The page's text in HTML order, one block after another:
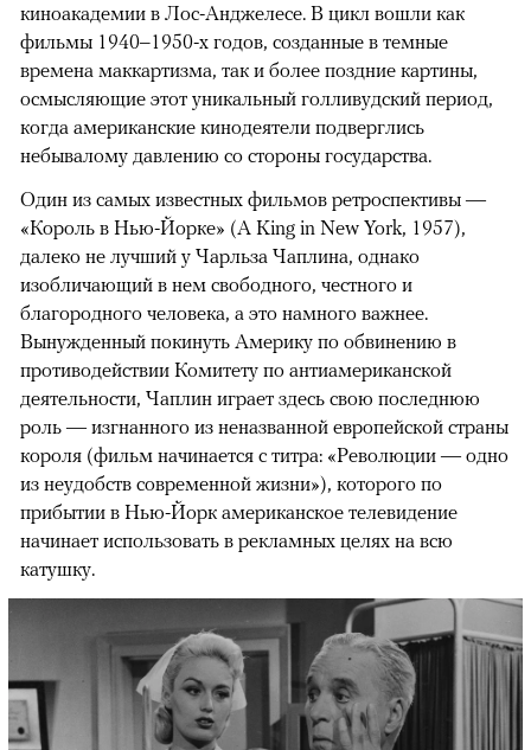
киноакадемии в Лос-Анджелесе. В цикл вошли как
фильмы 1940–1950-х годов, созданные в темные
времена маккартизма, так и более поздние картины,
осмысляющие этот уникальный голливудский период,
когда американские кинодеятели подверглись
небывалому давлению со стороны государства.
Один из самых известных фильмов ретроспективы —
«Король в Нью-Йорке» (A King in New York, 1957),
далеко не лучший у Чарльза Чаплина, однако
изобличающий в нем свободного, честного и
благородного человека, а это намного важнее.
Вынужденный покинуть Америку по обвинению в
противодействии Комитету по антиамериканской
деятельности, Чаплин играет здесь свою последнюю
роль — изгнанного из неназванной европейской страны
короля (фильм начинается с титра: «Революции — одно
из неудобств современной жизни»), которого по
прибытии в Нью-Йорк американское телевидение
начинает использовать в рекламных целях на всю
катушку.